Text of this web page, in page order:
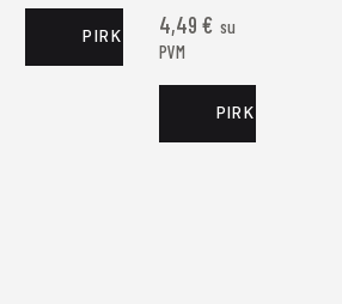
DABAR
PIRKTI DABAR
4,49€ su
PVM
PIRKTI DABAR